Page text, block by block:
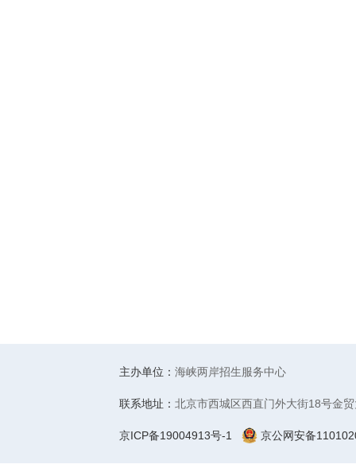
主办单位： 海峡两岸招生服务中心
联系地址： 北京市西城区西直门外大街18号金
京ICP备19004913号-1 京公网安备